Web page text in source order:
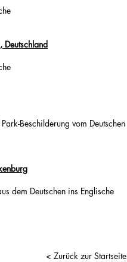
Deutschland
Beschilderung vom Deutschen
dem Deutschen ins Englische
< Zurück zur Startseite